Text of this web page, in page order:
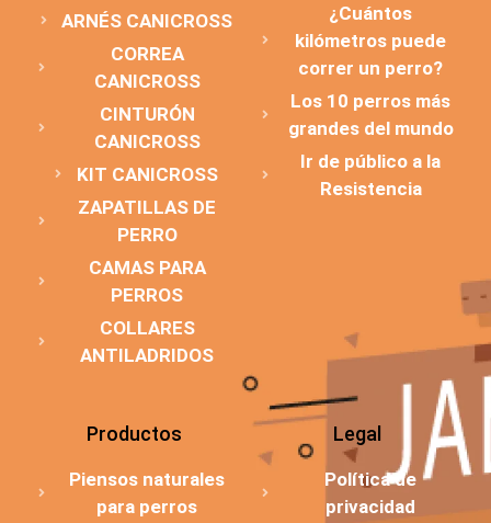
ARNÉS CANICROSS
CORREA
CANICROSS
CINTURÓN
CANICROSS
KIT CANICROSS
ZAPATILLAS DE
PERRO
CAMAS PARA
PERROS
COLLARES
ANTILADRIDOS
¿Cuántos
kilómetros puede
correr un perro?
Los 10 perros más
grandes del mundo
Ir de público a la
Resistencia
Productos
Piensos naturales
para perros
Legal
Política de
privacidad